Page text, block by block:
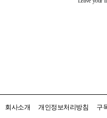
회사소개 개인정보처리방침 구